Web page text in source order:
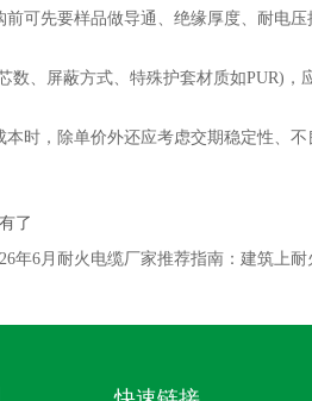
先要样品做导通、绝缘厚度、耐电压
、屏蔽方式、特殊护套材质如PUR)，
，除单价外还应考虑交期稳定性、不
了
年6月耐火电缆厂家推荐指南：建筑上